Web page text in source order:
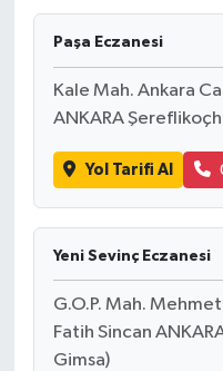
Paşa Eczanesi
Kale Mah. Ankara
ANKARA
Yol Tarifi Al
Yeni Sevinç Eczanesi
G.O.P. Mah.
Fatih Sincan
Gimsa)